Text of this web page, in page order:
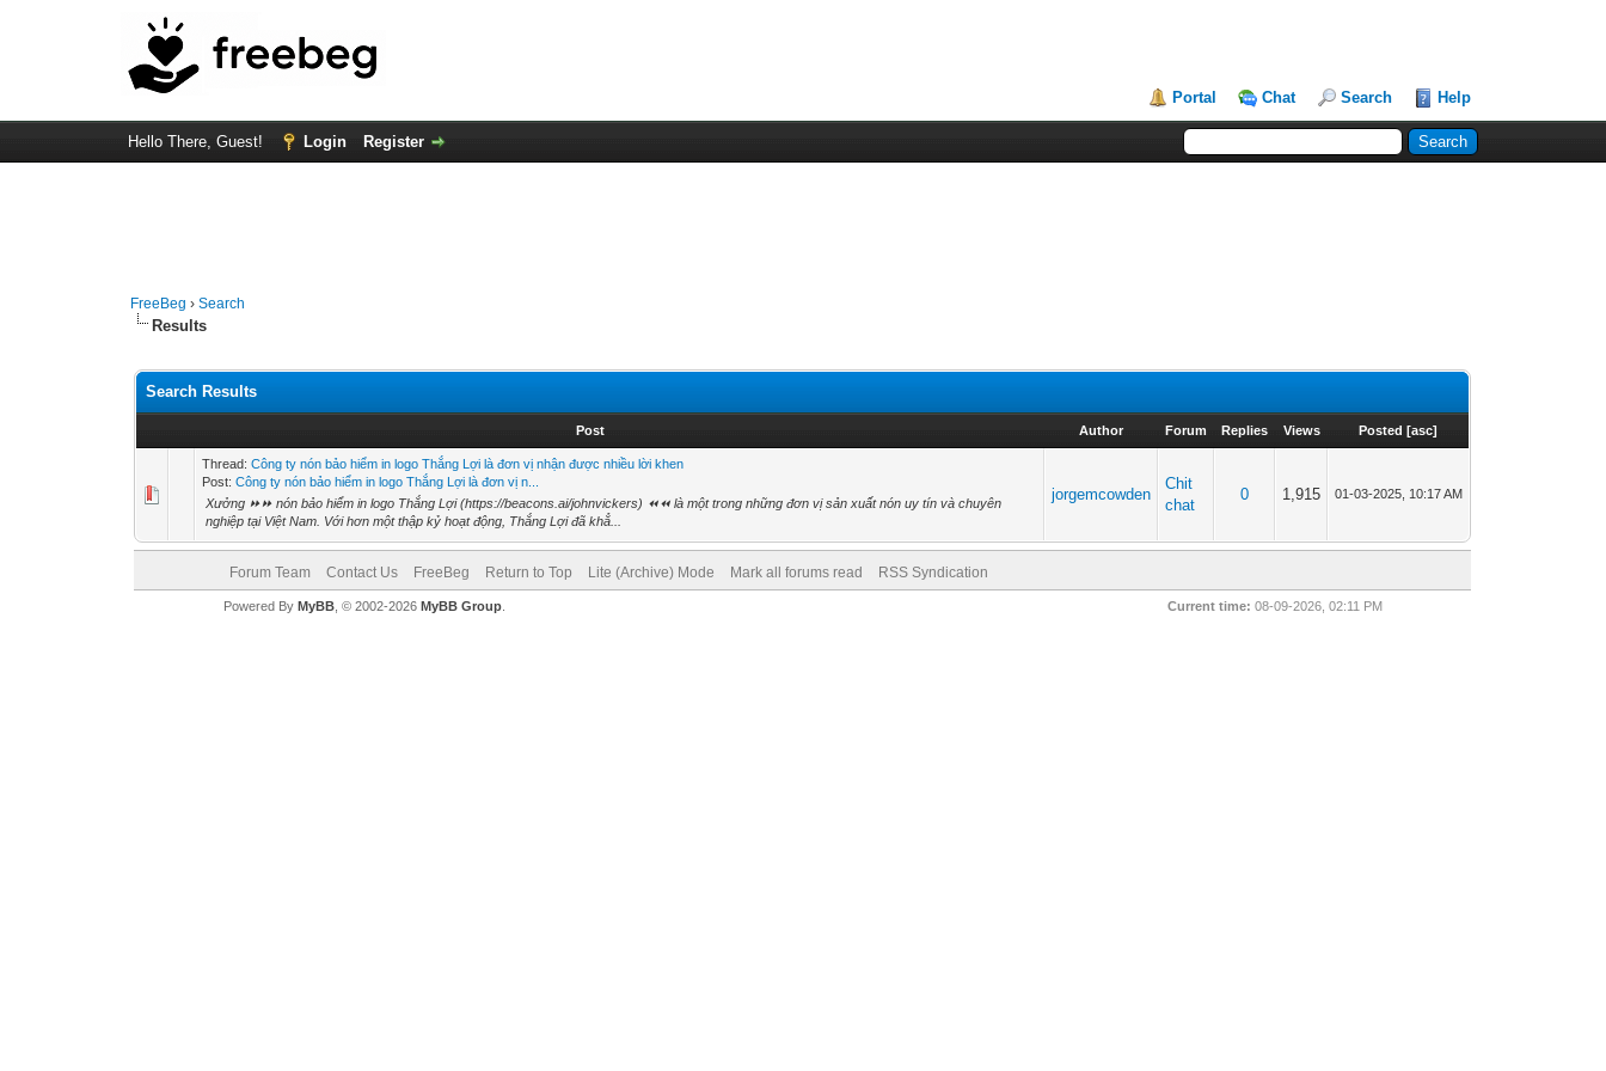
Portal Chat Search Help
Hello There, Guest! Login Register
FreeBeg ›Search
Results
Search Results
Post Author Forum Replies Views Posted [asc]
Thread:Công ty nón bảo hiểm in logo Thắng Lợi là đơn vị nhận được nhiều lời khen
Post:Công ty nón bảo hiểm in logo Thắng Lợi là đơn vị n...
Xưởng ⏩⏩ nón bảo hiểm in logo Thắng Lợi (https://beacons.ai/johnvickers) ⏪⏪ là một trong những đơn vị sản xuất nón uy tín và chuyên
nghiệp tại Việt Nam. Với hơn một thập kỷ hoạt động, Thắng Lợi đã khẳ...
jorgemcowden
Chit
chat
0 1,915 01-03-2025, 10:17 AM
Forum Team Contact Us FreeBeg Return to Top Lite (Archive) Mode Mark all forums read RSS Syndication
Current time: 08-09-2026, 02:11 PM
Powered By MyBB, © 2002-2026 MyBB Group.